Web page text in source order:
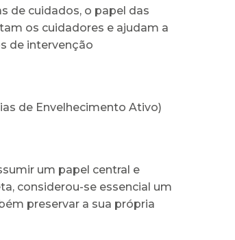
de cuidados, o papel das
os cuidadores e ajudam a
de intervenção
de Envelhecimento Ativo)
um papel central e
considerou-se essencial um
preservar a sua própria